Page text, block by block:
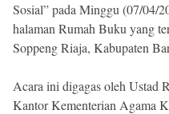
Sosial” pada Minggu (07/04/
halaman Rumah Buku yang
Soppeng Riaja, Kabupaten
Acara ini digagas oleh Ustad
Kantor Kementerian Agama